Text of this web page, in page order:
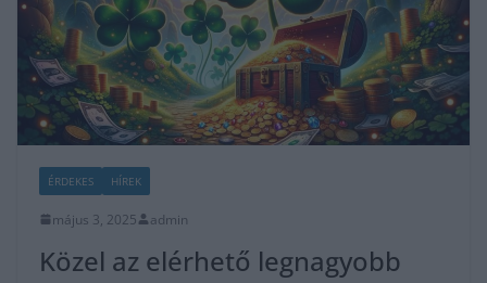
ÉRDEKES HÍREK
május 3, 2025 admin
Közel az elérhető legnagyobb